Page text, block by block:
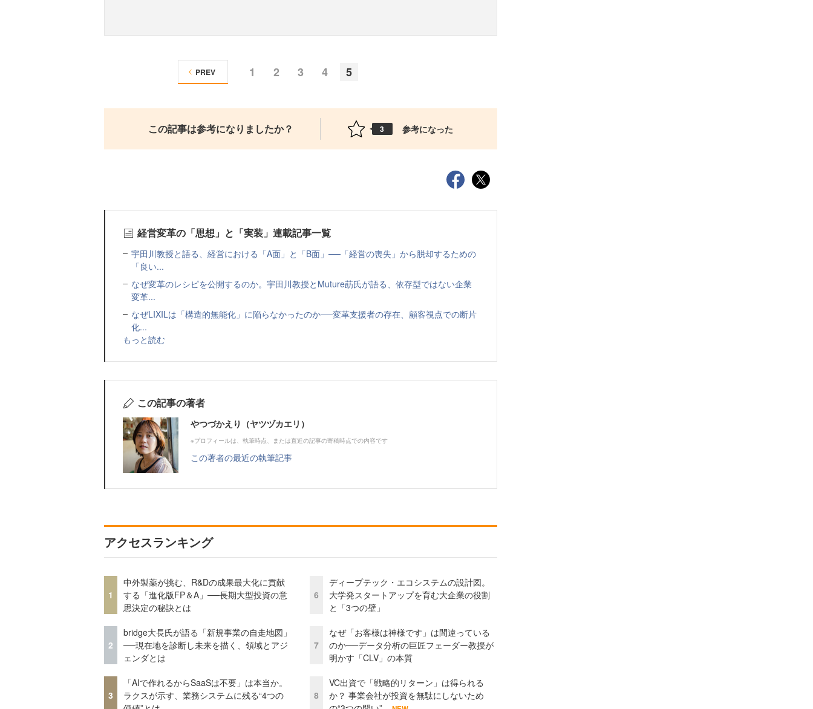
1 2 3 4 5
PREV
この記事は参考になりましたか？ 3 参考になった
経営変革の「思想」と「実装」連載記事一覧
宇田川教授と語る、経営における「A面」と「B面」──「経営の喪失」から脱却するための
「良い...
なぜ変革のレシピを公開するのか。宇田川教授とMuture莇氏が語る、依存型ではない企業
変革...
なぜLIXILは「構造的無能化」に陥らなかったのか──変革支援者の存在、顧客視点での断片
化...
もっと読む
この記事の著者
やつづかえり（ヤツヅカエリ）
※プロフィールは、執筆時点、または直近の記事の寄稿時点での内容です
この著者の最近の執筆記事
アクセスランキング
1
中外製薬が挑む、R&Dの成果最大化に貢献
する「進化版FP＆A」──長期大型投資の意
思決定の秘訣とは
2
bridge大長氏が語る「新規事業の自走地図」
──現在地を診断し未来を描く、領域とアジ
ェンダとは
3
「AIで作れるからSaaSは不要」は本当か。
ラクスが示す、業務システムに残る“4つの
6
ディープテック・エコシステムの設計図。
大学発スタートアップを育む大企業の役割
と「3つの壁」
7
なぜ「お客様は神様です」は間違っている
のか──データ分析の巨匠フェーダー教授が
明かす「CLV」の本質
8
VC出資で「戦略的リターン」は得られる
か？ 事業会社が投資を無駄にしないため